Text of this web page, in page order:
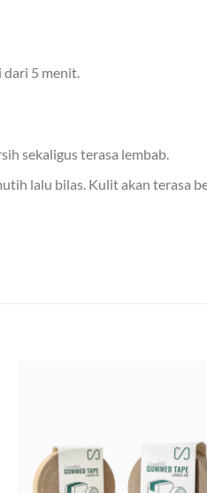
dari 5 menit.
sekaligus terasa lembab.
lalu bilas. Kulit akan terasa